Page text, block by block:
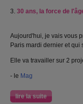
3. 30 ans, la force de
Aujourd'hui, je vais vous
Paris mardi dernier et qui
Elle va travailler sur 2
- le Mag
lire la suite